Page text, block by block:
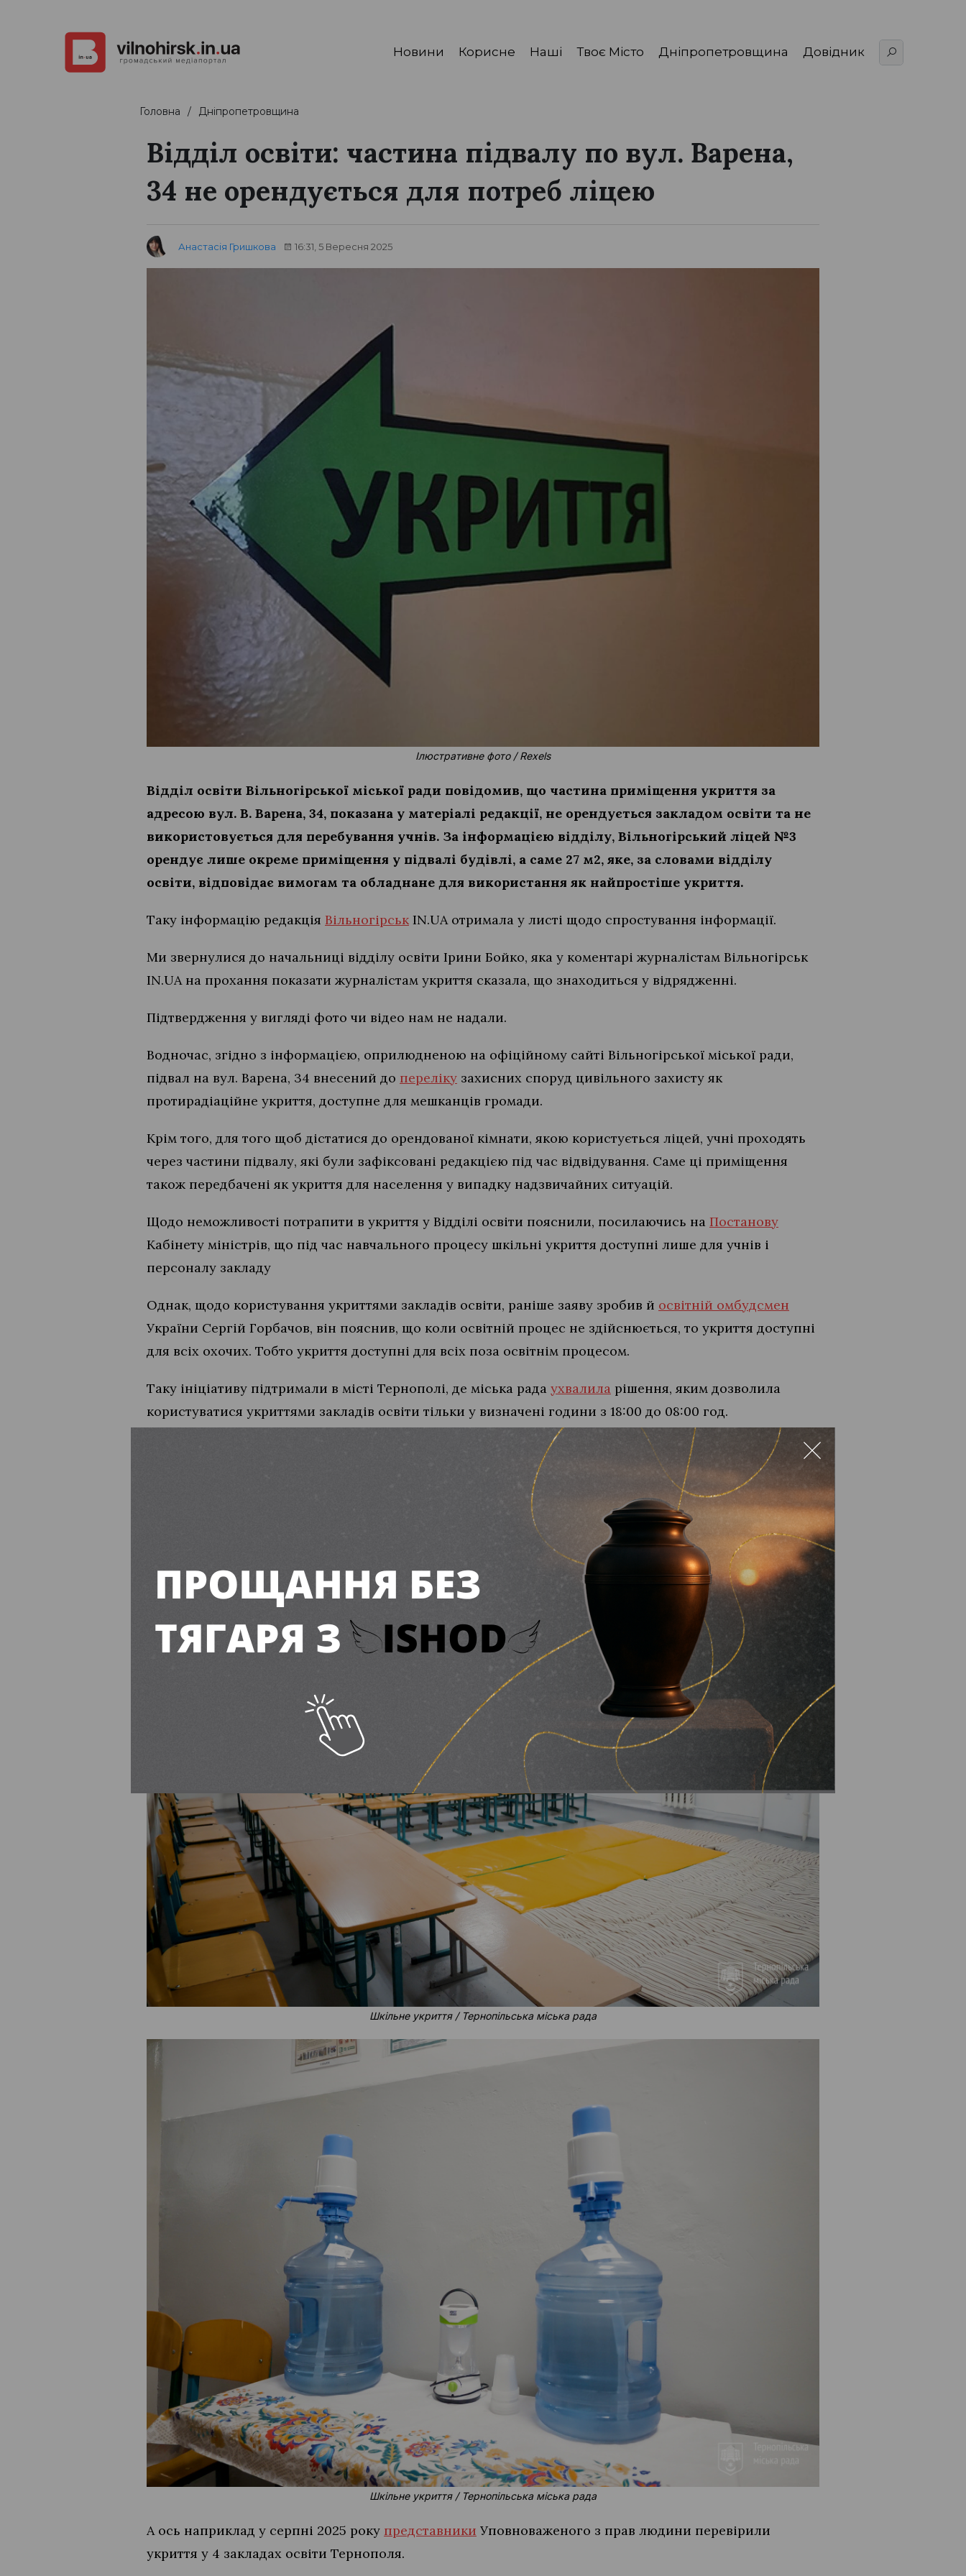
Новини Корисне Наші Твоє Місто Дніпропетровщина Довідник
Головна Дніпропетровщина
Відділ освіти: частина підвалу по вул. Варена,
34 не орендується для потреб ліцею
Анастасія Гришкова 16:31, 5 Вересня 2025
Ілюстративне фото / Rexels
Відділ освіти Вільногірської міської ради повідомив, що частина приміщення укриття за
адресою вул. В. Варена, 34, показана у матеріалі редакції, не орендується закладом освіти та не
використовується для перебування учнів. За інформацією відділу, Вільногірський ліцей №3
орендує лише окреме приміщення у підвалі будівлі, а саме 27 м2, яке, за словами відділу
освіти, відповідає вимогам та обладнане для використання як найпростіше укриття.
Таку інформацію редакція Вільногірськ IN.UA отримала у листі щодо спростування інформації.
Ми звернулися до начальниці відділу освіти Ірини Бойко, яка у коментарі журналістам Вільногірськ
IN.UA на прохання показати журналістам укриття сказала, що знаходиться у відрядженні.
Підтвердження у вигляді фото чи відео нам не надали.
Водночас, згідно з інформацією, оприлюдненою на офіційному сайті Вільногірської міської ради,
підвал на вул. Варена, 34 внесений до переліку захисних споруд цивільного захисту як
протирадіаційне укриття, доступне для мешканців громади.
Крім того, для того щоб дістатися до орендованої кімнати, якою користується ліцей, учні проходять
через частини підвалу, які були зафіксовані редакцією під час відвідування. Саме ці приміщення
також передбачені як укриття для населення у випадку надзвичайних ситуацій.
Щодо неможливості потрапити в укриття у Відділі освіти пояснили, посилаючись на Постанову
Кабінету міністрів, що під час навчального процесу шкільні укриття доступні лише для учнів і
персоналу закладу
Однак, щодо користування укриттями закладів освіти, раніше заяву зробив й освітній омбудсмен
України Сергій Горбачов, він пояснив, що коли освітній процес не здійснюється, то укриття доступні
для всіх охочих. Тобто укриття доступні для всіх поза освітнім процесом.
Таку ініціативу підтримали в місті Тернополі, де міська рада ухвалила рішення, яким дозволила
користуватися укриттями закладів освіти тільки у визначені години з 18:00 до 08:00 год.
Крім того, у Тернополі ситуація з прозорістю та належним станом укриттів значно краща, ніж у
перевіряє стан укриттів в закладах освіти, потім про перевірки
звітуються на сайті Тернопільської міської ради та додають фотографії.
Шкільне укриття / Тернопільська міська рада
Шкільне укриття / Тернопільська міська рада
А ось наприклад у серпні 2025 року представники Уповноваженого з прав людини перевірили
укриття у 4 закладах освіти Тернополя.